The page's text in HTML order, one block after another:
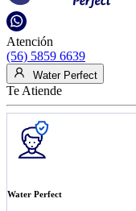
Atención
(56) 5859 6639
Water Perfect
Te Atiende
Water Perfect